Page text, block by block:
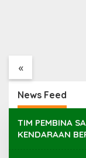
«
News Feed
TIM PEMBINA
KENDARAAN